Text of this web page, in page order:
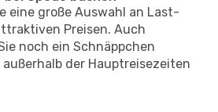
eine große Auswahl an Last-
Preisen. Auch
noch ein Schnäppchen
der Hauptreisezeiten